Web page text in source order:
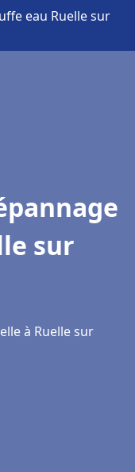
eau Ruelle sur
sur
à Ruelle sur